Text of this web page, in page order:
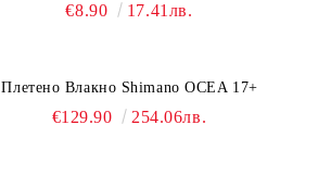
€8.90 17.41лв.
Плетено Влакно Shimano OCEA 17+
€129.90 254.06лв.